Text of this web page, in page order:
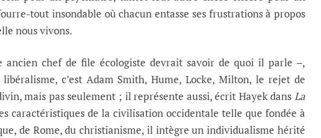
tout insondable où chacun entasse ses frustrations à propos
nous vivons.
ancien chef de file écologiste devrait savoir de quoi il parle –,
libéralisme, c’est Adam Smith, Hume, Locke, Milton, le rejet de
mais pas seulement ; il représente aussi, écrit Hayek dans La
caractéristiques de la civilisation occidentale telle que fondée à
de Rome, du christianisme, il intègre un individualisme hérité